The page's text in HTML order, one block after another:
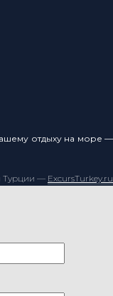
отдыху на море —
Турции — ExcursTurkey.ru